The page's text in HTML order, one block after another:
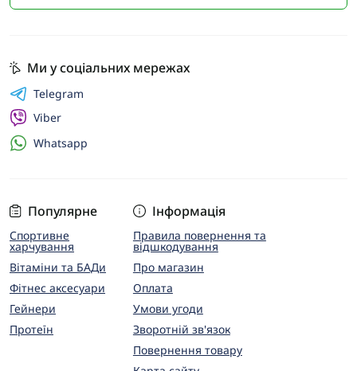
Популярне
Спортивне
харчування
Вітаміни та БАДи
Фітнес аксесуари
Гейнери
Протеїн
Інформація
Правила повернення та
відшкодування
Про магазин
Оплата
Умови угоди
Зворотній зв'язок
Повернення товару
Ми у соціальних мережах
Telegram
Viber
Whatsapp